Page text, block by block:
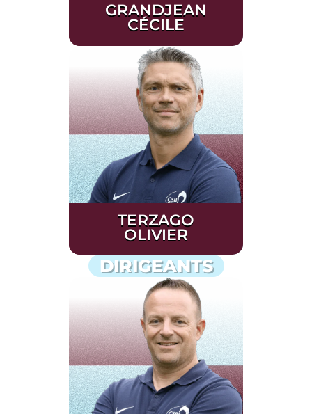
GRANDJEAN
CÉCILE
TERZAGO
OLIVIER
DIRIGEANTS